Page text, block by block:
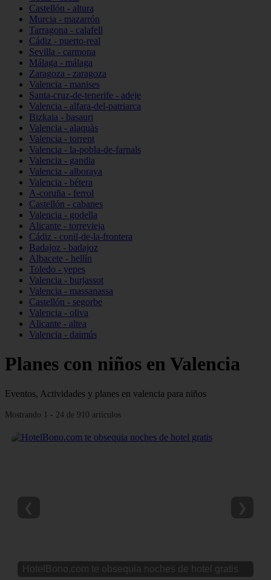
Castellón - altura
Murcia - mazarrón
Tarragona - calafell
Cádiz - puerto-real
Sevilla - carmona
Málaga - málaga
Zaragoza - zaragoza
Valencia - manises
Santa-cruz-de-tenerife - adeje
Valencia - alfara-del-patriarca
Bizkaia - basauri
Valencia - alaquàs
Valencia - torrent
Valencia - la-pobla-de-farnals
Valencia - gandia
Valencia - alboraya
Valencia - bétera
A-coruña - ferrol
Castellón - cabanes
Valencia - godella
Alicante - torrevieja
Cádiz - conil-de-la-frontera
Badajoz - badajoz
Albacete - hellín
Toledo - yepes
Valencia - burjassot
Valencia - massanassa
Castellón - segorbe
Valencia - oliva
Alicante - altea
Valencia - daimús
Planes con niños en Valencia
Eventos, Actividades y planes en valencia para niños
Mostrando 1 - 24 de 910 artículos
HotelBono.com te obsequia noches de hotel gratis